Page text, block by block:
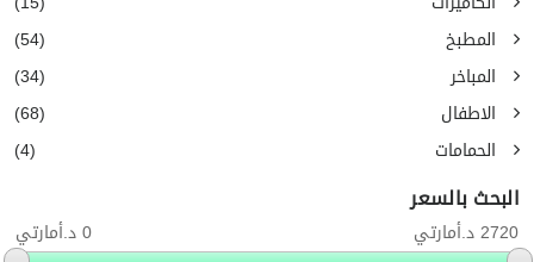
المطبخ
(54)
المباخر
(34)
الاطفال
(68)
الحمامات
(4)
البحث بالسعر
0 د.أمارتي 2720 د.أمارتي